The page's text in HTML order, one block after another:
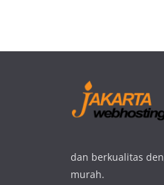
dan berkualitas
murah.